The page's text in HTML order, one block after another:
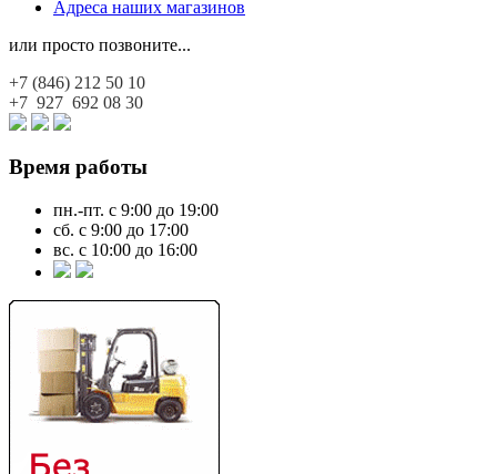
Адреса наших магазинов
или просто позвоните...
+7 (846) 212 50 10
+7 927 692 08 30
Время работы
пн.-пт. с 9:00 до 19:00
сб. с 9:00 до 17:00
вс. с 10:00 до 16:00